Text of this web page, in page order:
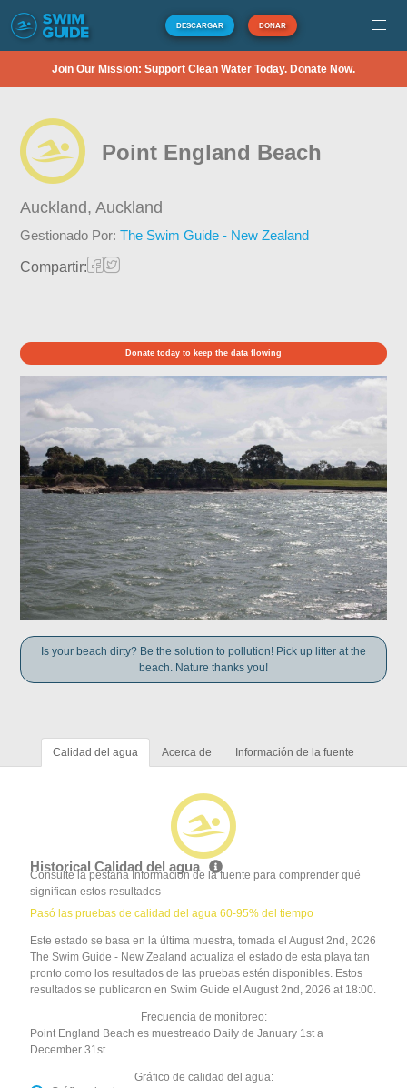
DESCARGAR DONAR
Join Our Mission: Support Clean Water Today. Donate Now.
Point England Beach
Auckland,Auckland
Gestionado Por:The Swim Guide - New Zealand
Compartir:
Donate today to keep the data flowing
Is your beach dirty? Be the solution to pollution! Pick up litter at the
beach. Nature thanks you!
Calidad del agua Acerca de Información de la fuente
Historical Calidad del agua
Consulte la pestaña Información de la fuente para comprender qué
significan estos resultados
Pasó las pruebas de calidad del agua 60-95% del tiempo
Este estado se basa en la última muestra, tomada el August 2nd, 2026
The Swim Guide - New Zealand actualiza el estado de esta playa tan
pronto como los resultados de las pruebas estén disponibles. Estos
resultados se publicaron en Swim Guide el August 2nd, 2026 at 18:00.
Frecuencia de monitoreo:
Point England Beach es muestreado Daily de January 1st a
December 31st.
Gráfico de calidad del agua: